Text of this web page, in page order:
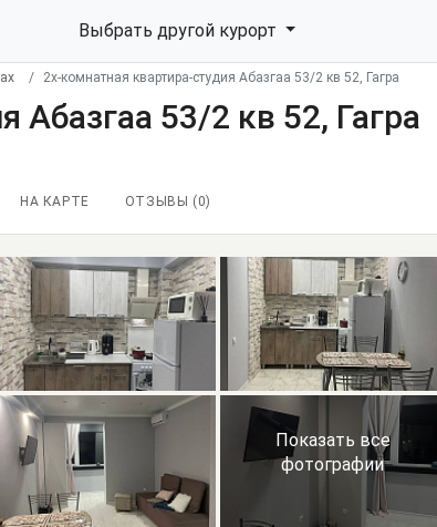
Выбрать другой курорт
2х-комнатная квартира-студия Абазгаа 53/2 кв 52, Гагра
Абазгаа 53/2 кв 52, Гагра
НА КАРТЕ ОТЗЫВЫ ( 0)
Показать все
фотографии